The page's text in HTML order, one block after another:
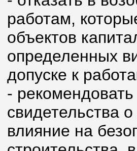
работам,
объектов
определенных
допуске к
-
свидетельства
влияние на